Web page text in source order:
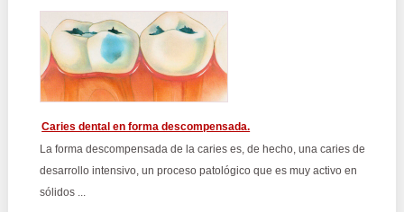
Caries dental en forma descompensada.
La forma descompensada de la caries es, de hecho, una caries de
desarrollo intensivo, un proceso patológico que es muy activo en
sólidos ...